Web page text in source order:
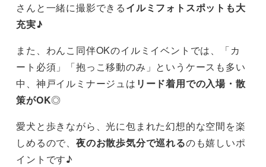
さんと一緒に撮影できるイルミフォトスポットも大
充実♪
また、わんこ同伴OKのイルミイベントでは、「カ
ート必須」「抱っこ移動のみ」というケースも多い
中、神戸イルミナージュは リード着用での入場・散
策がOK◎
愛犬と歩きながら、光に包まれた幻想的な空間を楽
しめるので、 夜のお散歩気分で巡れるのも嬉しいポ
イントです♪